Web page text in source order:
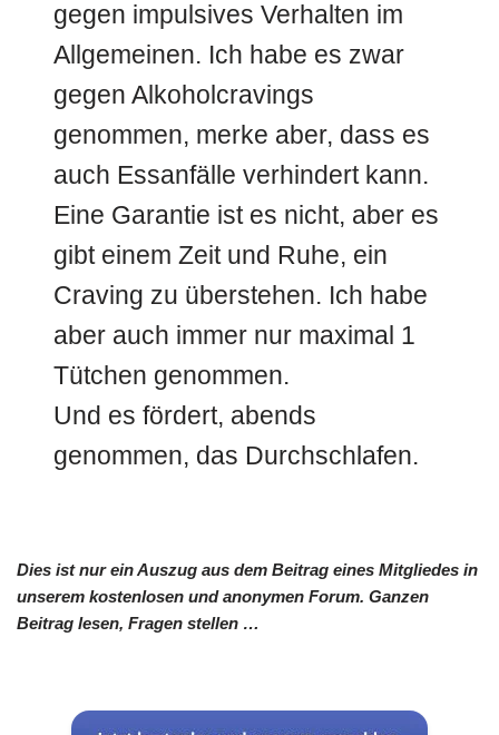
gegen impulsives Verhalten im
Allgemeinen. Ich habe es zwar
gegen Alkoholcravings
genommen, merke aber, dass es
auch Essanfälle verhindert kann.
Eine Garantie ist es nicht, aber es
gibt einem Zeit und Ruhe, ein
Craving zu überstehen. Ich habe
aber auch immer nur maximal 1
Tütchen genommen.
Und es fördert, abends
genommen, das Durchschlafen.
Dies ist nur ein Auszug aus dem Beitrag eines Mitgliedes in
unserem kostenlosen und anonymen Forum. Ganzen
Beitrag lesen, Fragen stellen …